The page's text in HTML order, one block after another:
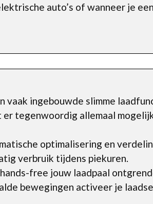
auto’s of wanneer je
vaak ingebouwde slimme
tegenwoordig allemaal mogelijk
optimalisering en
verbruik tijdens piekuren.
free jouw laadpaal
bewegingen activeer je